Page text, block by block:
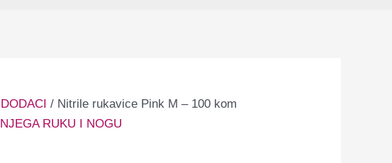
DODACI / Nitrile rukavice Pink M – 100 kom
NJEGA RUKU I NOGU